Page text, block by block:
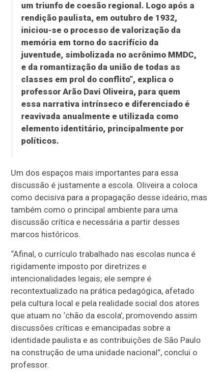
um triunfo de coesão regional. Logo após a
rendição paulista, em outubro de 1932,
iniciou-se o processo de valorização da
memória em torno do sacrifício da
juventude, simbolizada no acrônimo MMDC,
e da romantização da união de todas as
classes em prol do conflito”, explica o
professor Arão Davi Oliveira, para quem
essa narrativa intrínseco e diferenciado é
reavivada anualmente e utilizada como
elemento identitário, principalmente por
políticos.
Um dos espaços mais importantes para essa
discussão é justamente a escola. Oliveira a coloca
como decisiva para a propagação desse ideário, mas
também como o principal ambiente para uma
discussão crítica e necessária a partir desses
marcos históricos.
“Afinal, o currículo trabalhado nas escolas nunca é
rigidamente imposto por diretrizes e
intencionalidades legais; ele sempre é
recontextualizado na prática pedagógica, afetado
pela cultura local e pela realidade social dos atores
que atuam no ‘chão da escola’, promovendo assim
discussões críticas e emancipadas sobre a
identidade paulista e as contribuições de São Paulo
na construção de uma unidade nacional”, conclui o
professor.